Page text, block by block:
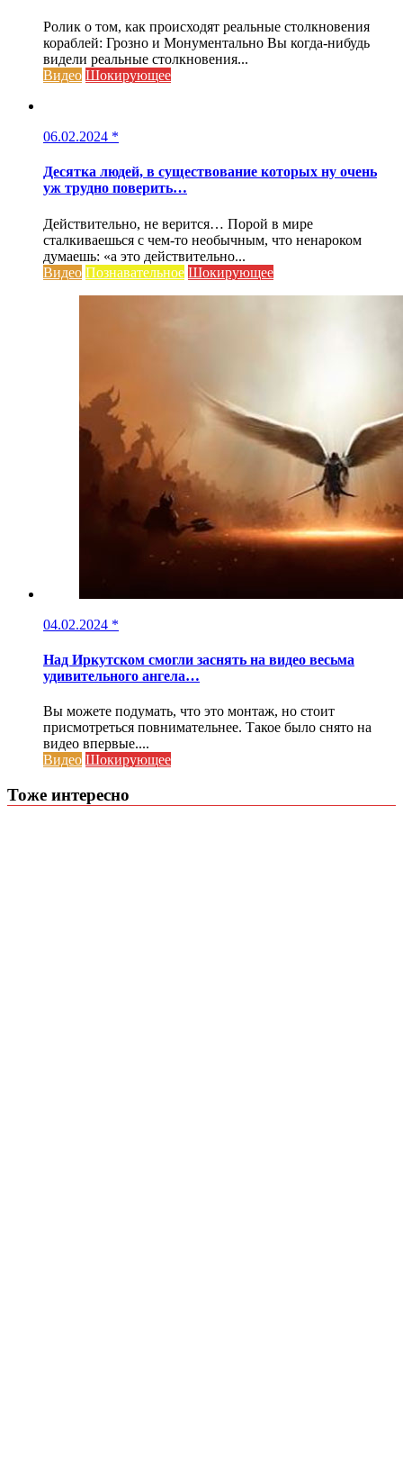
Ролик о том, как происходят реальные столкновения
кораблей: Грозно и Монументально Вы когда-нибудь
видели реальные столкновения...
Видео Шокирующее
06.02.2024 *
Десятка людей, в существование которых ну очень
уж трудно поверить…
Действительно, не верится… Порой в мире
сталкиваешься с чем-то необычным, что ненароком
думаешь: «а это действительно...
Видео Познавательное Шокирующее
04.02.2024 *
Над Иркутском смогли заснять на видео весьма
удивительного ангела…
Вы можете подумать, что это монтаж, но стоит
присмотреться повнимательнее. Такое было снято на
видео впервые....
Видео Шокирующее
Тоже интересно